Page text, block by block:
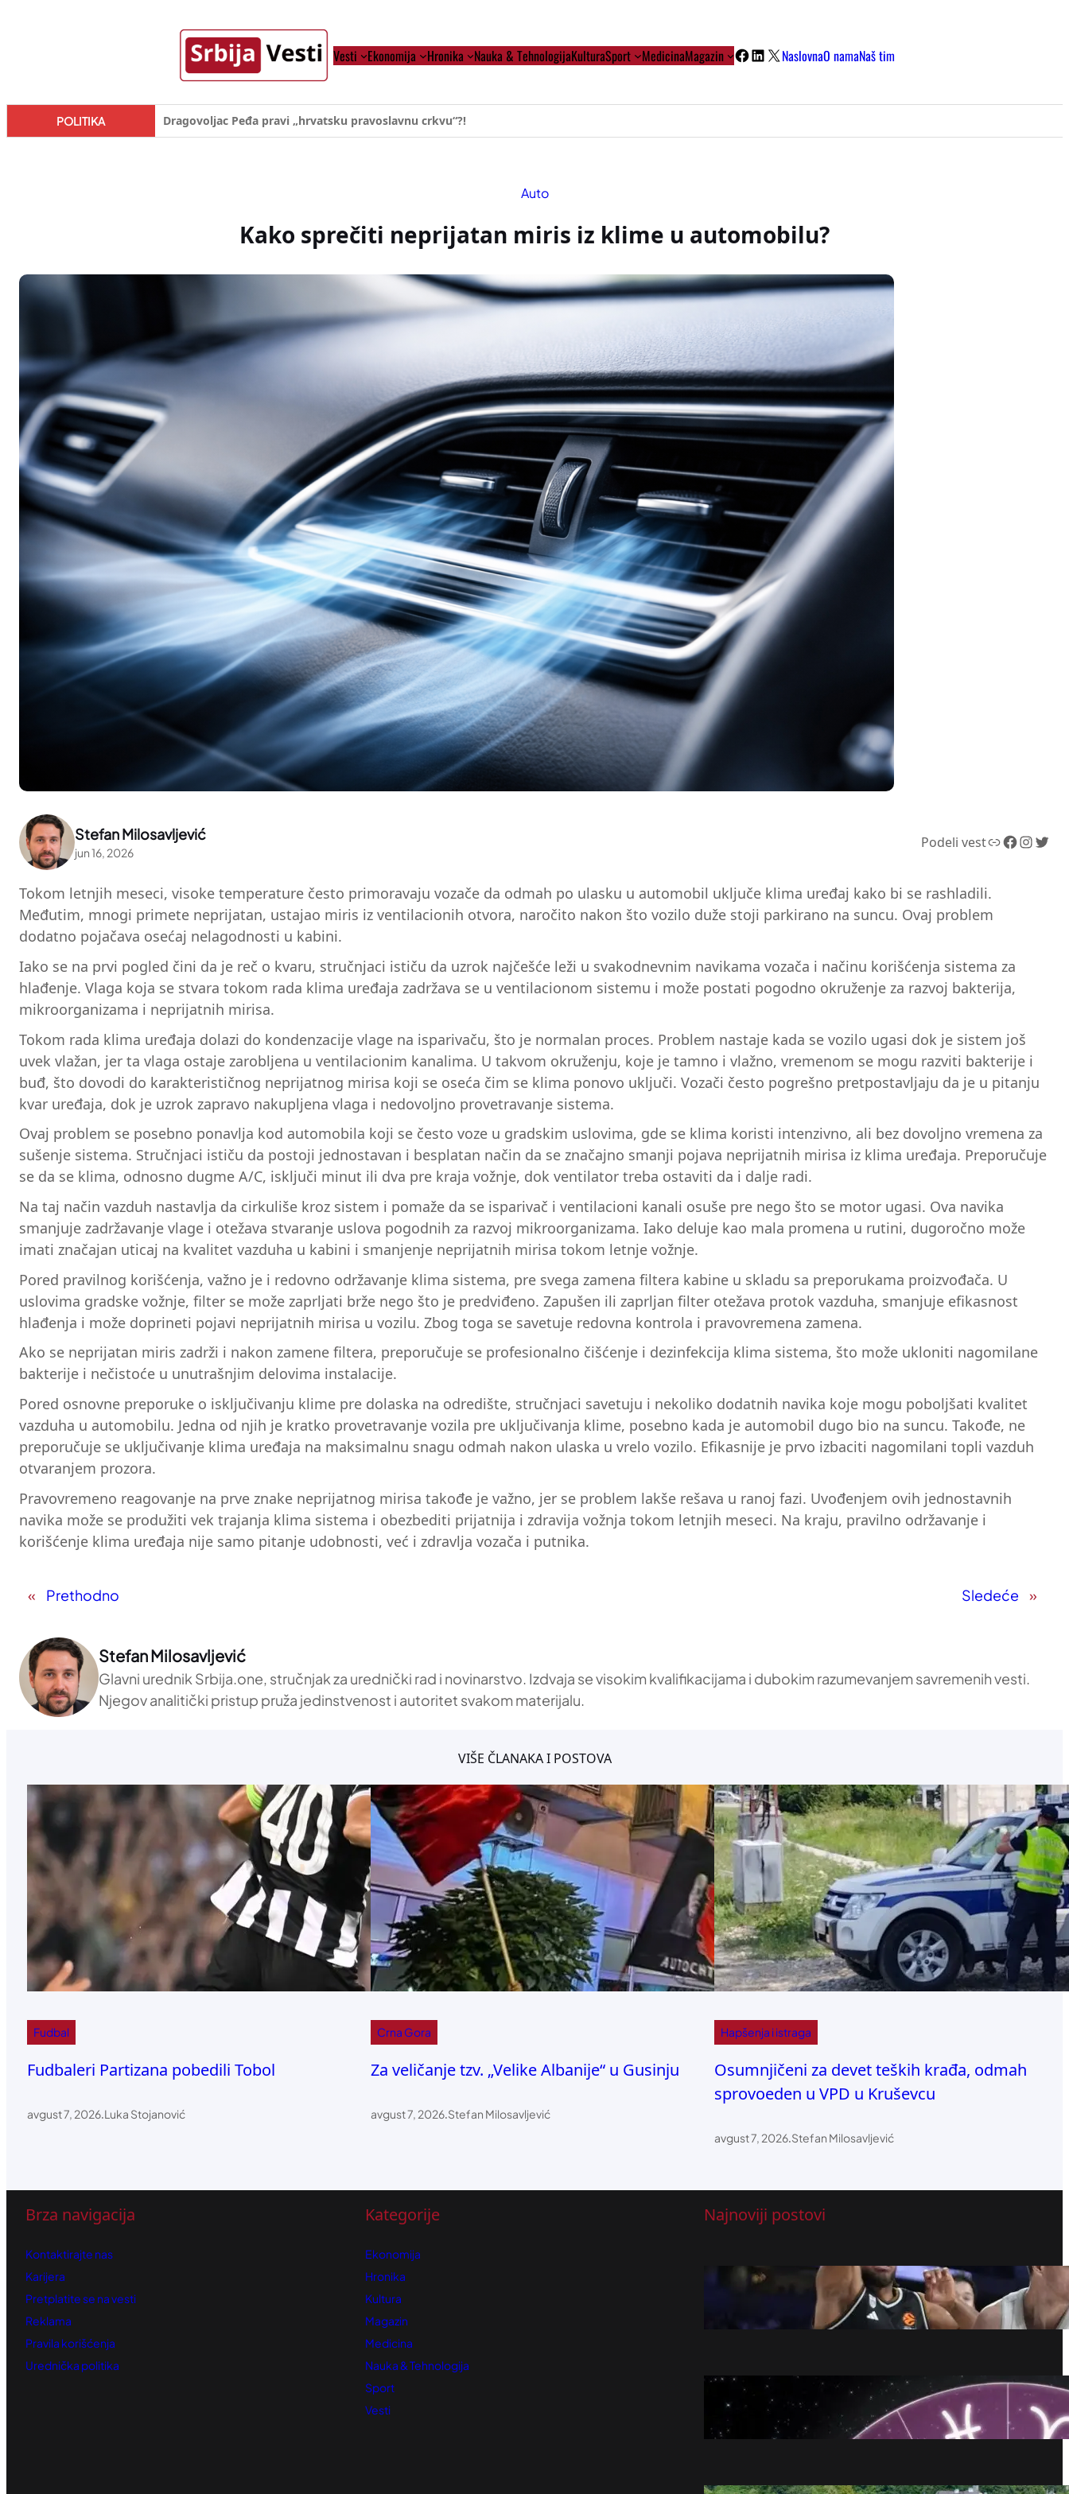
Vesti Ekonomija Hronika Nauka & TehnologijaKulturaSport MedicinaMagazin Facebook
LinkedIn
X NaslovnaO namaNaš tim
POLITIKA Đilas/Šolak propaganda uspela u dehumanizaciji Vučića
Auto
Kako sprečiti neprijatan miris iz klime u automobilu?
Stefan Milosavljević
jun 16, 2026
Podeli vestLink Facebook InstagramTwitter
Tokom letnjih meseci, visoke temperature često primoravaju vozače da odmah po ulasku u automobil uključe klima uređaj kako bi se rashladili.
Međutim, mnogi primete neprijatan, ustajao miris iz ventilacionih otvora, naročito nakon što vozilo duže stoji parkirano na suncu. Ovaj problem
dodatno pojačava osećaj nelagodnosti u kabini.
Iako se na prvi pogled čini da je reč o kvaru, stručnjaci ističu da uzrok najčešće leži u svakodnevnim navikama vozača i načinu korišćenja sistema za
hlađenje. Vlaga koja se stvara tokom rada klima uređaja zadržava se u ventilacionom sistemu i može postati pogodno okruženje za razvoj bakterija,
mikroorganizama i neprijatnih mirisa.
Tokom rada klima uređaja dolazi do kondenzacije vlage na isparivaču, što je normalan proces. Problem nastaje kada se vozilo ugasi dok je sistem još
uvek vlažan, jer ta vlaga ostaje zarobljena u ventilacionim kanalima. U takvom okruženju, koje je tamno i vlažno, vremenom se mogu razviti bakterije i
buđ, što dovodi do karakterističnog neprijatnog mirisa koji se oseća čim se klima ponovo uključi. Vozači često pogrešno pretpostavljaju da je u pitanju
kvar uređaja, dok je uzrok zapravo nakupljena vlaga i nedovoljno provetravanje sistema.
Ovaj problem se posebno ponavlja kod automobila koji se često voze u gradskim uslovima, gde se klima koristi intenzivno, ali bez dovoljno vremena za
sušenje sistema. Stručnjaci ističu da postoji jednostavan i besplatan način da se značajno smanji pojava neprijatnih mirisa iz klima uređaja. Preporučuje
se da se klima, odnosno dugme A/C, isključi minut ili dva pre kraja vožnje, dok ventilator treba ostaviti da i dalje radi.
Na taj način vazduh nastavlja da cirkuliše kroz sistem i pomaže da se isparivač i ventilacioni kanali osuše pre nego što se motor ugasi. Ova navika
smanjuje zadržavanje vlage i otežava stvaranje uslova pogodnih za razvoj mikroorganizama. Iako deluje kao mala promena u rutini, dugoročno može
imati značajan uticaj na kvalitet vazduha u kabini i smanjenje neprijatnih mirisa tokom letnje vožnje.
Pored pravilnog korišćenja, važno je i redovno održavanje klima sistema, pre svega zamena filtera kabine u skladu sa preporukama proizvođača. U
uslovima gradske vožnje, filter se može zaprljati brže nego što je predviđeno. Zapušen ili zaprljan filter otežava protok vazduha, smanjuje efikasnost
hlađenja i može doprineti pojavi neprijatnih mirisa u vozilu. Zbog toga se savetuje redovna kontrola i pravovremena zamena.
Ako se neprijatan miris zadrži i nakon zamene filtera, preporučuje se profesionalno čišćenje i dezinfekcija klima sistema, što može ukloniti nagomilane
bakterije i nečistoće u unutrašnjim delovima instalacije.
Pored osnovne preporuke o isključivanju klime pre dolaska na odredište, stručnjaci savetuju i nekoliko dodatnih navika koje mogu poboljšati kvalitet
vazduha u automobilu. Jedna od njih je kratko provetravanje vozila pre uključivanja klime, posebno kada je automobil dugo bio na suncu. Takođe, ne
preporučuje se uključivanje klima uređaja na maksimalnu snagu odmah nakon ulaska u vrelo vozilo. Efikasnije je prvo izbaciti nagomilani topli vazduh
otvaranjem prozora.
Pravovremeno reagovanje na prve znake neprijatnog mirisa takođe je važno, jer se problem lakše rešava u ranoj fazi. Uvođenjem ovih jednostavnih
navika može se produžiti vek trajanja klima sistema i obezbediti prijatnija i zdravija vožnja tokom letnjih meseci. Na kraju, pravilno održavanje i
korišćenje klima uređaja nije samo pitanje udobnosti, već i zdravlja vozača i putnika.
« Prethodno Sledeće »
Stefan Milosavljević
Glavni urednik Srbija.one, stručnjak za urednički rad i novinarstvo. Izdvaja se visokim kvalifikacijama i dubokim razumevanjem savremenih vesti.
Njegov analitički pristup pruža jedinstvenost i autoritet svakom materijalu.
VIŠE ČLANAKA I POSTOVA
Fudbal
Fudbaleri Partizana pobedili Tobol
avgust 7, 2026.Luka Stojanović
Crna Gora
Za veličanje tzv. „Velike Albanije“ u Gusinju
avgust 7, 2026.Stefan Milosavljević
Hapšenja i istraga
Osumnjičeni za devet teških krađa, odmah
sprovoeden u VPD u Kruševcu
avgust 7, 2026.Stefan Milosavljević
Brza navigacija
Kontaktirajte nas
Karijera
Pretplatite se na vesti
Reklama
Pravila korišćenja
Urednička politika
Kategorije
Ekonomija
Hronika
Kultura
Magazin
Medicina
Nauka & Tehnologija
Sport
Vesti
Najnoviji postovi
GOTOVO JE! Miljenik "grobara" objavio
kraj
avgust 7, 2026
Dnevni horoskop za 7. avgust: Ovnovi,
treba vam kratak predah, Jarčevi, budite
uporni
avgust 7, 2026